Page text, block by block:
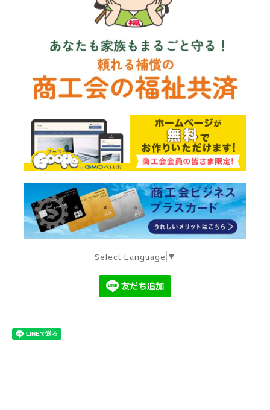
Select Language ▼